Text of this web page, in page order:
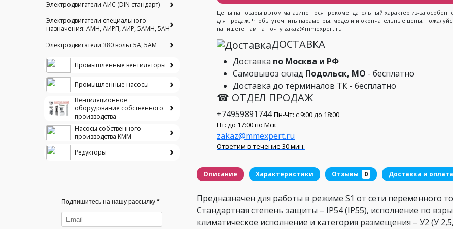
Электродвигатели АИС (DIN стандарт)
Электродвигатели специального
назначения: АМН, АИРП, АИР, 5АМН, 5АН
Электродвигатели 380 вольт 5А, 5АМ
Промышленные вентиляторы
Промышленные насосы
Вентиляционное
оборудование собственного
производства
Насосы собственного
производства KMM
Редукторы
Подпишитесь на нашу рассылку *
Цены на товары в этом магазине носят рекомендательный характер из-за
для продаж. Чтобы уточнить параметры, модели и окончательные цены,
напишете нам на почту zakaz@mmexpert.ru
ДОСТАВКА
Доставка по Москва и РФ
Самовывоз склад Подольск, МО - бесплатно
Доставка до терминалов ТК - бесплатно
☎ ОТДЕЛ ПРОДАЖ
+74959891744 Пн-Чт: с 9:00 до 18:00
Пт: до 17:00 по Мск
zakaz@mmexpert.ru
Ответим в течение 30 мин.
Описание Характеристики Отзывы 0 Доставка и оплата
Предназначен для работы в режиме S1 от сети переменного
Стандартная степень защиты – IP54 (IP55), исполнение по
климатическое исполнение и категория размещения – У2 (У